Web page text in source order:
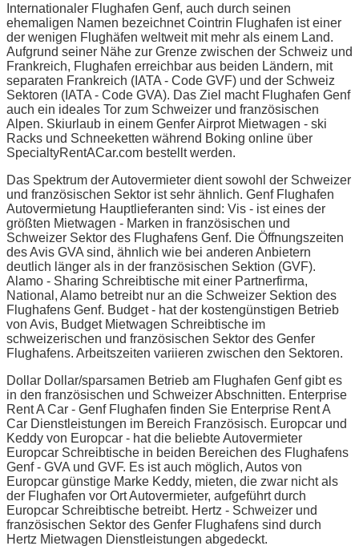
Internationaler Flughafen Genf, auch durch seinen
ehemaligen Namen bezeichnet Cointrin Flughafen ist einer
der wenigen Flughäfen weltweit mit mehr als einem Land.
Aufgrund seiner Nähe zur Grenze zwischen der Schweiz und
Frankreich, Flughafen erreichbar aus beiden Ländern, mit
separaten Frankreich (IATA - Code GVF) und der Schweiz
Sektoren (IATA - Code GVA). Das Ziel macht Flughafen Genf
auch ein ideales Tor zum Schweizer und französischen
Alpen. Skiurlaub in einem Genfer Airprot Mietwagen - ski
Racks und Schneeketten während Boking online über
SpecialtyRentACar.com bestellt werden.
Das Spektrum der Autovermieter dient sowohl der Schweizer
und französischen Sektor ist sehr ähnlich. Genf Flughafen
Autovermietung Hauptlieferanten sind: Vis - ist eines der
größten Mietwagen - Marken in französischen und
Schweizer Sektor des Flughafens Genf. Die Öffnungszeiten
des Avis GVA sind, ähnlich wie bei anderen Anbietern
deutlich länger als in der französischen Sektion (GVF).
Alamo - Sharing Schreibtische mit einer Partnerfirma,
National, Alamo betreibt nur an die Schweizer Sektion des
Flughafens Genf. Budget - hat der kostengünstigen Betrieb
von Avis, Budget Mietwagen Schreibtische im
schweizerischen und französischen Sektor des Genfer
Flughafens. Arbeitszeiten variieren zwischen den Sektoren.
Dollar Dollar/sparsamen Betrieb am Flughafen Genf gibt es
in den französischen und Schweizer Abschnitten. Enterprise
Rent A Car - Genf Flughafen finden Sie Enterprise Rent A
Car Dienstleistungen im Bereich Französisch. Europcar und
Keddy von Europcar - hat die beliebte Autovermieter
Europcar Schreibtische in beiden Bereichen des Flughafens
Genf - GVA und GVF. Es ist auch möglich, Autos von
Europcar günstige Marke Keddy, mieten, die zwar nicht als
der Flughafen vor Ort Autovermieter, aufgeführt durch
Europcar Schreibtische betreibt. Hertz - Schweizer und
französischen Sektor des Genfer Flughafens sind durch
Hertz Mietwagen Dienstleistungen abgedeckt.